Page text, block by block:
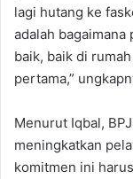
lagi hutang ke
adalah
baik, baik di
pertama,”
Menurut Iqbal,
meningkatkan
komitmen ini